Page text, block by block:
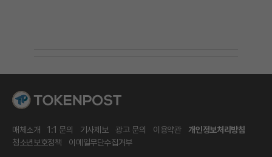
매체소개 1:1 문의 기사제보 광고 문의 이용약관
개인정보처리방침
청소년보호정책
이메일무단수집거부